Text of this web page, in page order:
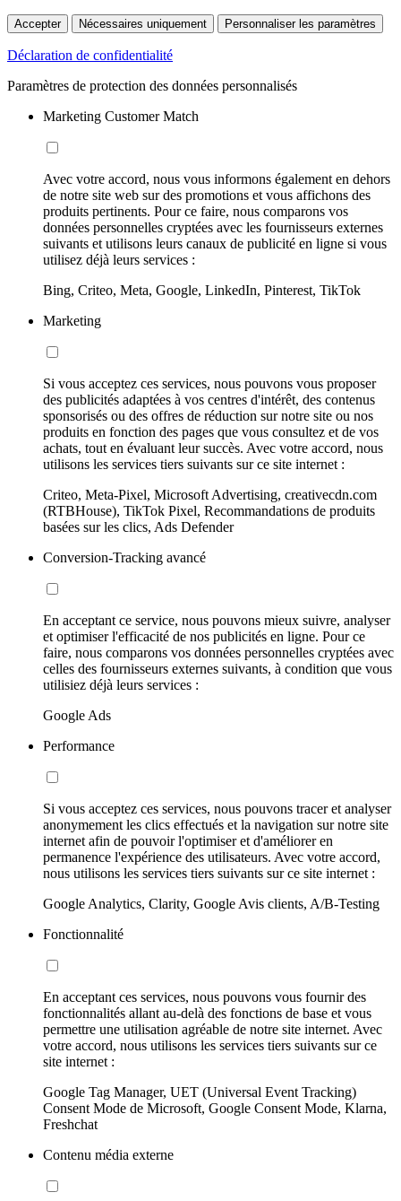
Accepter Nécessaires uniquement Personnaliser les paramètres
Déclaration de confidentialité
Paramètres de protection des données personnalisés
Marketing Customer Match
Avec votre accord, nous vous informons également en dehors
de notre site web sur des promotions et vous affichons des
produits pertinents. Pour ce faire, nous comparons vos
données personnelles cryptées avec les fournisseurs externes
suivants et utilisons leurs canaux de publicité en ligne si vous
utilisez déjà leurs services :
Bing, Criteo, Meta, Google, LinkedIn, Pinterest, TikTok
Marketing
Si vous acceptez ces services, nous pouvons vous proposer
des publicités adaptées à vos centres d'intérêt, des contenus
sponsorisés ou des offres de réduction sur notre site ou nos
produits en fonction des pages que vous consultez et de vos
achats, tout en évaluant leur succès. Avec votre accord, nous
utilisons les services tiers suivants sur ce site internet :
Criteo, Meta-Pixel, Microsoft Advertising, creativecdn.com
(RTBHouse), TikTok Pixel, Recommandations de produits
basées sur les clics, Ads Defender
Conversion-Tracking avancé
En acceptant ce service, nous pouvons mieux suivre, analyser
et optimiser l'efficacité de nos publicités en ligne. Pour ce
faire, nous comparons vos données personnelles cryptées avec
celles des fournisseurs externes suivants, à condition que vous
utilisiez déjà leurs services :
Google Ads
Performance
Si vous acceptez ces services, nous pouvons tracer et analyser
anonymement les clics effectués et la navigation sur notre site
internet afin de pouvoir l'optimiser et d'améliorer en
permanence l'expérience des utilisateurs. Avec votre accord,
nous utilisons les services tiers suivants sur ce site internet :
Google Analytics, Clarity, Google Avis clients, A/B-Testing
Fonctionnalité
En acceptant ces services, nous pouvons vous fournir des
fonctionnalités allant au-delà des fonctions de base et vous
permettre une utilisation agréable de notre site internet. Avec
votre accord, nous utilisons les services tiers suivants sur ce
site internet :
Google Tag Manager, UET (Universal Event Tracking)
Consent Mode de Microsoft, Google Consent Mode, Klarna,
Freshchat
Contenu média externe